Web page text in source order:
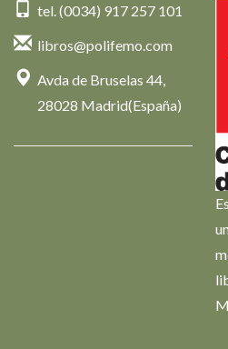
tel. (0034) 917 257 101
libros@polifemo.com
Avda de Bruselas 44,
28028 Madrid(España)